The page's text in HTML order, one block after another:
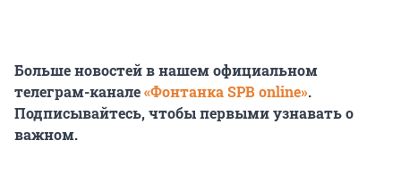
Больше новостей в нашем официальном
телеграм-канале«Фонтанка SPB online».
Подписывайтесь, чтобы первыми узнавать о
важном.